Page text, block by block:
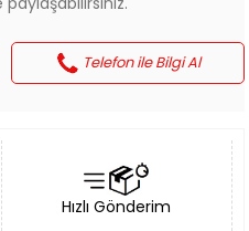
Telefon ile Bilgi Al
Hızlı Gönderim